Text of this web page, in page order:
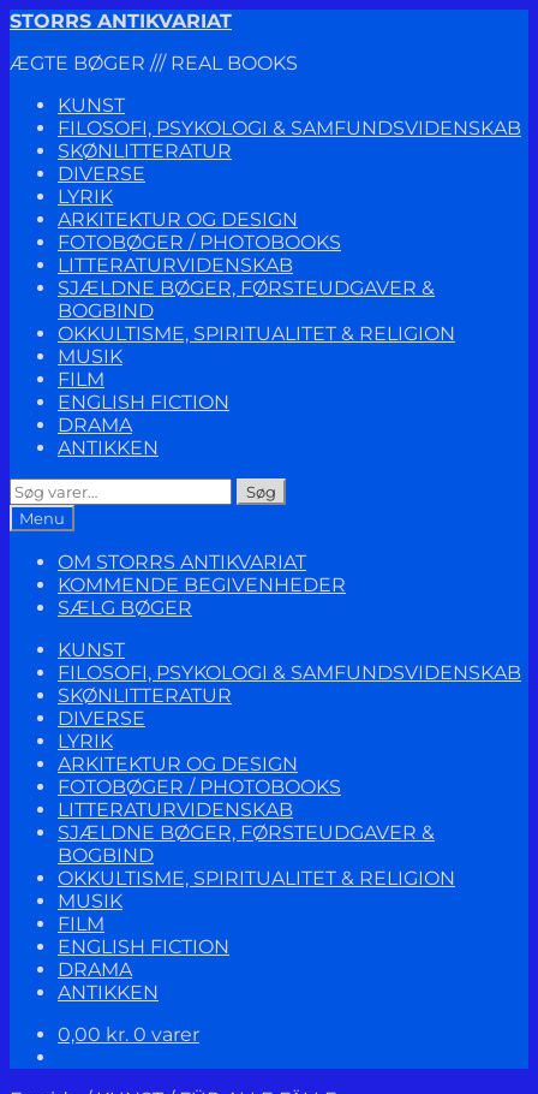
Spring
navigation
Spring
indhold
STORRS ANTIKVARIAT
ÆGTE BØGER /// REAL BOOKS
KUNST
FILOSOFI, PSYKOLOGI & SAMFUNDSVIDENSKAB
SKØNLITTERATUR
DIVERSE
LYRIK
ARKITEKTUR OG DESIGN
FOTOBØGER / PHOTOBOOKS
LITTERATURVIDENSKAB
SJÆLDNE BØGER, FØRSTEUDGAVER &
BOGBIND
OKKULTISME, SPIRITUALITET & RELIGION
MUSIK
FILM
ENGLISH FICTION
DRAMA
ANTIKKEN
Søg
efter:
Søg
Menu
OM STORRS ANTIKVARIAT
KOMMENDE BEGIVENHEDER
SÆLG BØGER
KUNST
FILOSOFI, PSYKOLOGI & SAMFUNDSVIDENSKAB
SKØNLITTERATUR
DIVERSE
LYRIK
ARKITEKTUR OG DESIGN
FOTOBØGER / PHOTOBOOKS
LITTERATURVIDENSKAB
SJÆLDNE BØGER, FØRSTEUDGAVER &
BOGBIND
OKKULTISME, SPIRITUALITET & RELIGION
MUSIK
FILM
ENGLISH FICTION
DRAMA
ANTIKKEN
0,00 kr. 0 varer